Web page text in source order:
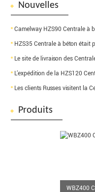
Nouvelles
Camelway HZS90 Centrale à
HZS35 Centrale à béton était
Le site de livraison des Centrales à
L’expédition de la HZS120
Les clients Russes visitent la
Produits
WBZ400